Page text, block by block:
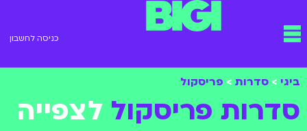
תפריט כניסה לחשבון
ביגי > סדרות > פריסקול
סדרות פריסקול לצפייה